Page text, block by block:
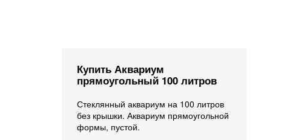
Купить Аквариум
прямоугольный 100 литров
Стеклянный аквариум на 100 литров
без крышки. Аквариум прямоугольной
формы, пустой.